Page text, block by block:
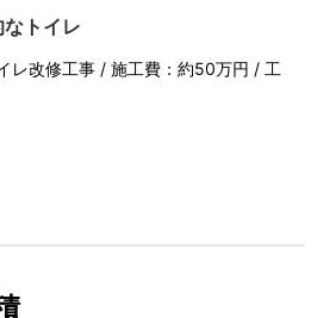
トイレ
レ改修工事 / 施工費：約50万円 / 工